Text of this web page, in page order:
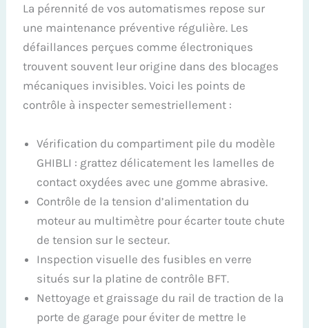
La pérennité de vos automatismes repose sur
une maintenance préventive régulière. Les
défaillances perçues comme électroniques
trouvent souvent leur origine dans des blocages
mécaniques invisibles. Voici les points de
contrôle à inspecter semestriellement :
Vérification du compartiment pile du modèle
GHIBLI : grattez délicatement les lamelles de
contact oxydées avec une gomme abrasive.
Contrôle de la tension d’alimentation du
moteur au multimètre pour écarter toute chute
de tension sur le secteur.
Inspection visuelle des fusibles en verre
situés sur la platine de contrôle BFT.
Nettoyage et graissage du rail de traction de la
porte de garage pour éviter de mettre le